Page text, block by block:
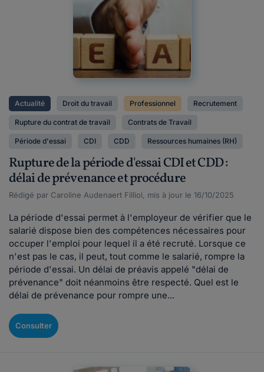
Actualité Droit du travail Professionnel Recrutement
Rupture du contrat de travail Contrats de Travail
Période d'essai CDI CDD Ressources humaines (RH)
Rupture de la période d'essai CDI et CDD :
délai de prévenance et procédure
Rédigé par Caroline Audenaert Filliol, mis à jour le 16/10/2025
La période d'essai permet à l'employeur de vérifier que le
salarié dispose bien des compétences nécessaires pour
occuper l'emploi pour lequel il a été recruté. Lorsque ce
n'est pas le cas, il peut, tout comme le salarié, rompre la
période d'essai. Un délai de préavis appelé "délai de
prévenance" doit néanmoins être respecté. Quel est le
délai de prévenance pour rompre une...
Consulter